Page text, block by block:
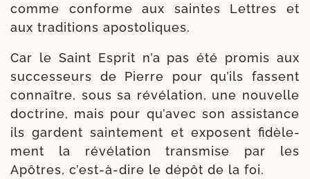
comme conforme aux saintes Lettres et
aux tra­di­tions apostoliques.
Car le Saint Esprit n’a pas été pro­mis aux
suc­ces­seurs de Pierre pour qu’ils fassent
connaître, sous sa révé­la­tion, une nou­velle
doc­trine, mais pour qu’a­vec son assis­tance
ils gardent sain­te­ment et exposent fidè­le­
ment la révé­la­tion trans­mise par les
Apôtres, c’est-​à-​dire le dépôt de la foi.